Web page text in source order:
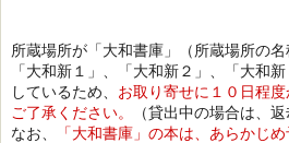
所蔵場所が「大和書庫」（所蔵場所の
「大和新１」、「大和新２」、「大和
しているため、 お取り寄せに１０日程度
ご了承ください。
（貸出中の場合は、
なお、
「大和書庫」の本は、あらかじ